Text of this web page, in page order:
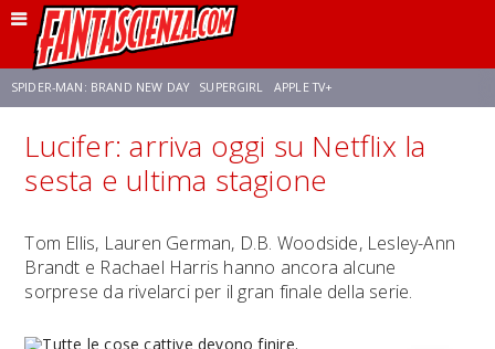
SPIDER-MAN: BRAND NEW DAY SUPERGIRL APPLE TV+
FRANCO RICCIARDIELLO ZENDAYA STAR TREK AVENGERS: DOOMSDAY
Lucifer: arriva oggi su Netflix la
sesta e ultima stagione
Tom Ellis, Lauren German, D.B. Woodside, Lesley-Ann
Brandt e Rachael Harris hanno ancora alcune
sorprese da rivelarci per il gran finale della serie.